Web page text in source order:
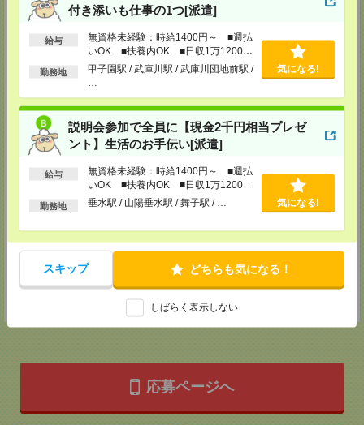
付き添いも仕事の1つ[派遣]
給与
無資格未経験：時給1400円～ ■週払
いOK ■扶養内OK ■日収1万1200円
以上
勤務地
甲子園駅 / 武庫川駅 / 武庫川団地前駅 /
気になる!
説明会参加で全員に【現金2千円相当プレゼ
ント】生活のお手伝い[派遣]
給与
無資格未経験：時給1400円～ ■週払
いOK ■扶養内OK ■日収1万1200円
以上
勤務地 垂水駅 / 山陽垂水駅 / 舞子駅 / … 気になる!
スキップ どちらも気になる！
しばらく表示しない
【MD大阪支店】
大阪府大阪市北区梅田1-11-4 大阪駅前第4ビル9F
TEL：0120514202
担当：採用担当：田中
〒543-0055
大阪府大阪市天王寺区悲田院町8-22 ニッセイ天王寺ビル5F
TEL：0120514202
担当：採用担当：渕上
【MD神戸支店】
兵庫県神戸市中央区京町69 三宮第一生命ビル11F
TEL：0120514202
〒650-0034
兵庫県神戸市中央区京町69 三宮第一生命ビル11F
TEL：0120514202
応募ページへ